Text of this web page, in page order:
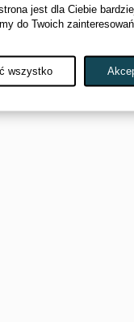
jest dla Ciebie
do Twoich
wszystko